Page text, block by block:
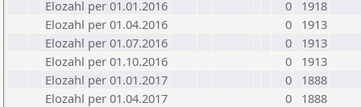
Elozahl per 01.01.2016
0
1918
Elozahl per 01.04.2016
0
1913
Elozahl per 01.07.2016
0
1913
Elozahl per 01.10.2016
0
1913
Elozahl per 01.01.2017
0
1888
Elozahl per 01.04.2017
0
1888